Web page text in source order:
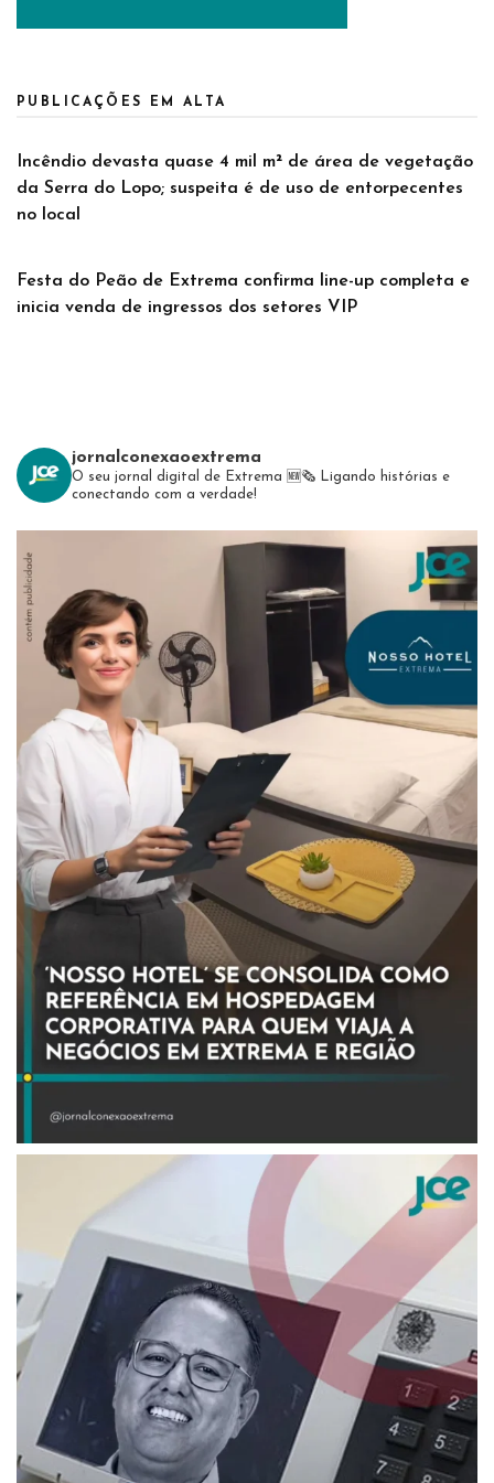
PUBLICAÇÕES EM ALTA
Incêndio devasta quase 4 mil m² de área de vegetação
da Serra do Lopo; suspeita é de uso de entorpecentes
no local
Festa do Peão de Extrema confirma line-up completa e
inicia venda de ingressos dos setores VIP
jornalconexaoextrema
O seu jornal digital de Extrema 🆕️🗞 Ligando histórias e
conectando com a verdade!